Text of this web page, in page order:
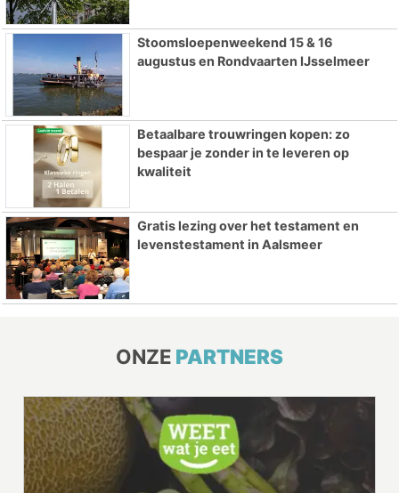
Stoomsloepenweekend 15 & 16
augustus en Rondvaarten IJsselmeer
Betaalbare trouwringen kopen: zo
bespaar je zonder in te leveren op
kwaliteit
Gratis lezing over het testament en
levenstestament in Aalsmeer
ONZE PARTNERS